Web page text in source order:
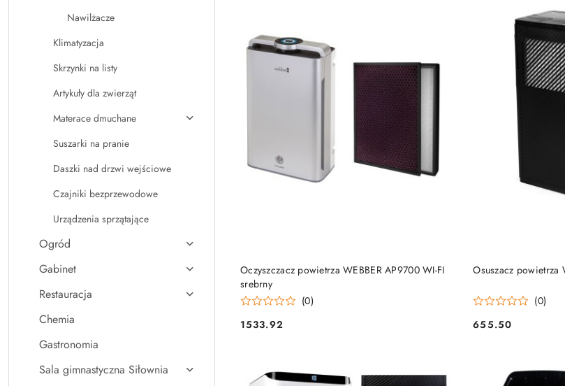
Nawilżacze
Klimatyzacja
Skrzynki na listy
Artykuły dla zwierząt
Materace dmuchane
Suszarki na pranie
Daszki nad drzwi wejściowe
Czajniki bezprzewodowe
Urządzenia sprzątające
Ogród
Gabinet
Restauracja
Chemia
Gastronomia
Sala gimnastyczna Siłownia
Oczyszczacz powietrza WEBBER AP9700 WI-FI
srebrny
(0)
Cena:
1533.92
DO KOSZYKA Osuszacz powietrza
(0)
Cena:
655.50